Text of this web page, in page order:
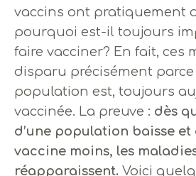
vaccins ont pratiquement
pourquoi est-il toujours
faire vacciner? En fait, ces
disparu précisément
population est, toujours
vaccinée. La preuve : dès
d’une population baisse et
vaccine moins, les
réapparaissent. Voici